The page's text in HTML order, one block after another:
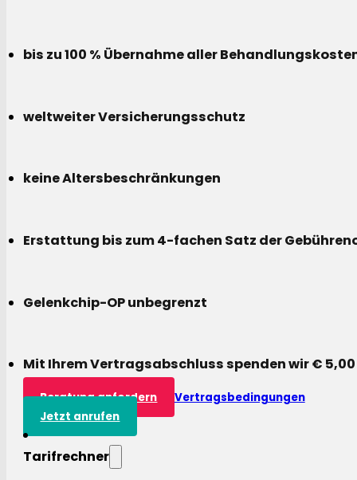
bis zu 100 % Übernahme aller
weltweiter Versicherungsschutz
keine Altersbeschränkungen
Erstattung bis zum 4-fachen Satz der
Gelenkchip-OP unbegrenzt
Mit Ihrem Vertragsabschluss spenden wir €
Beratung anfordern
Vertragsbedingungen
Jetzt anrufen
Tarifrechner